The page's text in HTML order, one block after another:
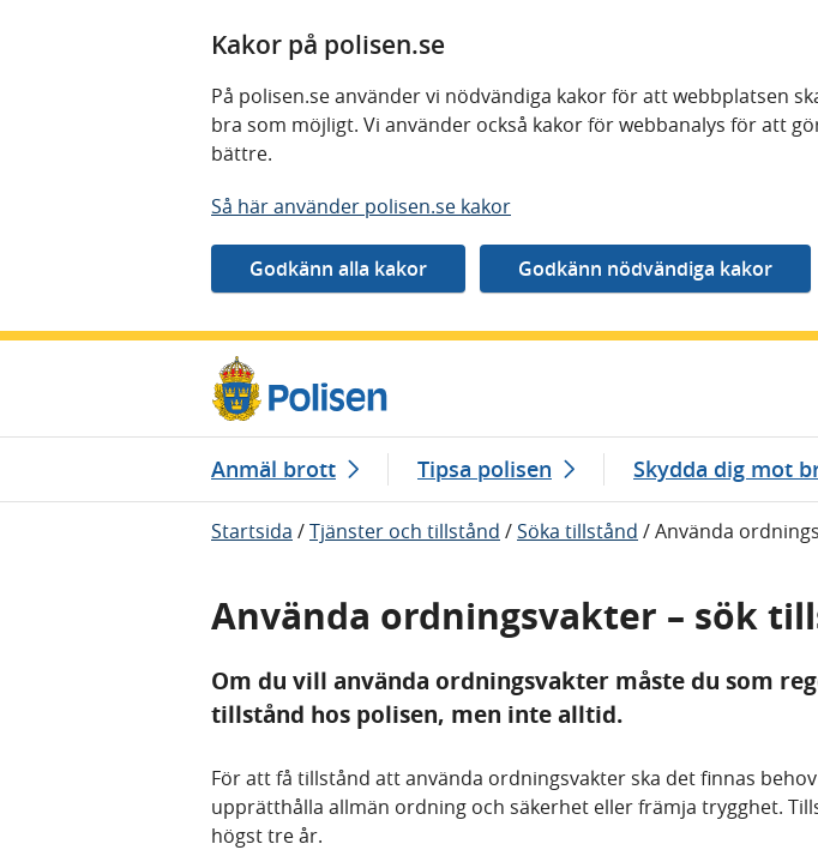
Kakor på polisen.se
På polisen.se använder vi nödvändiga kakor för att webbplatsen
bra som möjligt. Vi använder också kakor för webbanalys för att
bättre.
Så här använder polisen.se kakor
Anmäl brott Tipsa polisen Skydda dig mot
Startsida /Tjänster och tillstånd /Söka tillstånd /Använda
Använda ordningsvakter – sök
Om du vill använda ordningsvakter måste du som
tillstånd hos polisen, men inte alltid.
För att få tillstånd att använda ordningsvakter ska det finnas
upprätthålla allmän ordning och säkerhet eller främja trygghet.
högst tre år.